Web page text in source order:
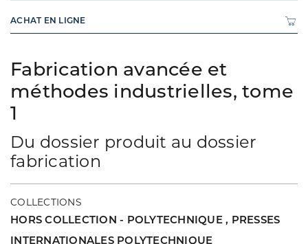
Fabrication avancée et
méthodes industrielles, tome
1
Du dossier produit au dossier
fabrication
COLLECTIONS
HORS COLLECTION - POLYTECHNIQUE , PRESSES
INTERNATIONALES POLYTECHNIQUE
ACHAT EN LIGNE